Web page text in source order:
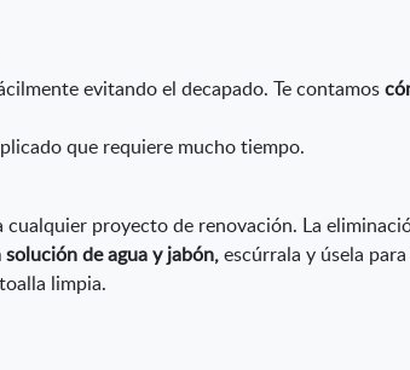
evitando el decapado. Te contamos
que requiere mucho tiempo.
proyecto de renovación. La
solución de agua y jabón,escúrrala y úsela
limpia.